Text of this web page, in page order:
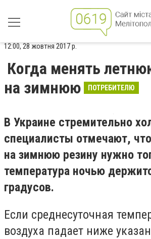
12:00, 28 жовтня 2017 р.
Когда менять
на зимнюю
ПОТРЕБИТЕЛЮ
В Украине стремительно
специалисты отмечают,
на зимнюю резину нужно
температура ночью
градусов.
Если среднесуточная
воздуха падает ниже